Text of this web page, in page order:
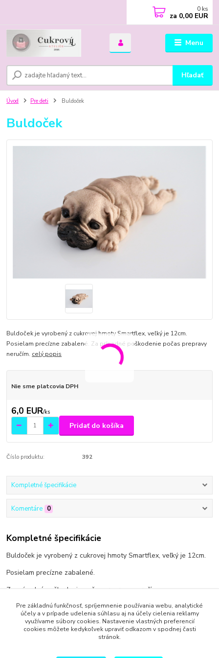
Menu
Hľadať
0 ks
za 0,00 EUR
Úvod Pre deti Buldoček
Buldoček
Buldoček je vyrobený z cukrovej hmoty Smartflex, veľký je 12cm.
Posielam precízne zabalené. Za prípadné poškodenie počas prepravy
neručím. celý popis
Nie sme platcovia DPH
6,0 EUR/ks
Pridať do košíka
Číslo produktu: 392
Kompletné špecifikácie
Komentáre 0
Kompletné špecifikácie
Buldoček je vyrobený z cukrovej hmoty Smartflex, veľký je 12cm.
Posielam precízne zabalené.
Za prípadné poškodenie počas prepravy neručím.
Tovar zaradený v kategóriách
Pre základnú funkčnosť, spríjemnenie používania webu, analytické
účely a v prípade udelenia súhlasu aj na účely cielenia reklamy
využívame súbory cookies. Nastavenie vlastných preferencií
cookies môžete kedykoľvek upraviť odkazom v spodnej časti
stránok.